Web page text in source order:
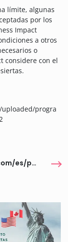
límite, algunas
por los
Impact
a otros
o
considere con el
uploaded/progra
https://app.santanderopenacademy.com/es/program/business-for-all-2026-harvard-business-impact